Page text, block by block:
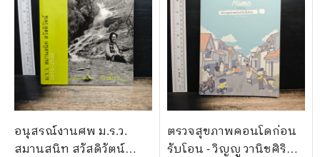
อนุสรณ์งานศพ ม.ร.ว.
สมานสนิท สวัสดิวัตน์
ตรวจสุขภาพคอนโดก่อน
รับโอน - วิญญู วานิชศิริ